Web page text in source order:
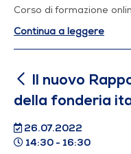
Corso di formazione
Continua a leggere
Il nuovo
della fonderia
26.07.2022
14:30 - 16:30